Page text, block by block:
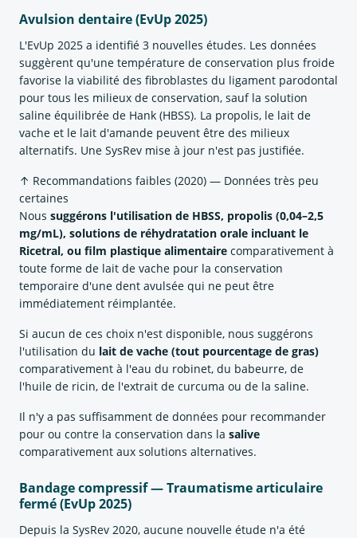
Avulsion dentaire (EvUp 2025)
L'EvUp 2025 a identifié 3 nouvelles études. Les données
suggèrent qu'une température de conservation plus froide
favorise la viabilité des fibroblastes du ligament parodontal
pour tous les milieux de conservation, sauf la solution
saline équilibrée de Hank (HBSS). La propolis, le lait de
vache et le lait d'amande peuvent être des milieux
alternatifs. Une SysRev mise à jour n'est pas justifiée.
↑ Recommandations faibles (2020) — Données très peu
certaines
Nous suggérons l'utilisation de HBSS, propolis (0,04–2,5
mg/mL), solutions de réhydratation orale incluant le
Ricetral, ou film plastique alimentaire comparativement à
toute forme de lait de vache pour la conservation
temporaire d'une dent avulsée qui ne peut être
immédiatement réimplantée.
Si aucun de ces choix n'est disponible, nous suggérons
l'utilisation du lait de vache (tout pourcentage de gras)
comparativement à l'eau du robinet, du babeurre, de
l'huile de ricin, de l'extrait de curcuma ou de la saline.
Il n'y a pas suffisamment de données pour recommander
pour ou contre la conservation dans la salive
comparativement aux solutions alternatives.
Bandage compressif — Traumatisme articulaire
fermé (EvUp 2025)
Depuis la SysRev 2020, aucune nouvelle étude n'a été